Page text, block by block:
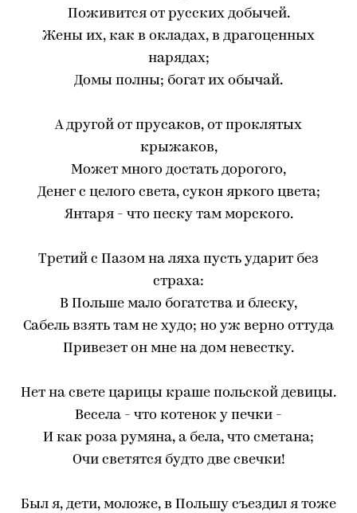
Поживится от русских добычей.
Жены их, как в окладах, в драгоценных
нарядах;
Домы полны; богат их обычай.
А другой от прусаков, от проклятых
крыжаков,
Может много достать дорогого,
Денег с целого света, сукон яркого цвета;
Янтаря - что песку там морского.
Третий с Пазом на ляха пусть ударит без
страха:
В Польше мало богатства и блеску,
Сабель взять там не худо; но уж верно оттуда
Привезет он мне на дом невестку.
Нет на свете царицы краше польской девицы.
Весела - что котенок у печки -
И как роза румяна, а бела, что сметана;
Очи светятся будто две свечки!
Был я, дети, моложе, в Польшу съездил я тоже